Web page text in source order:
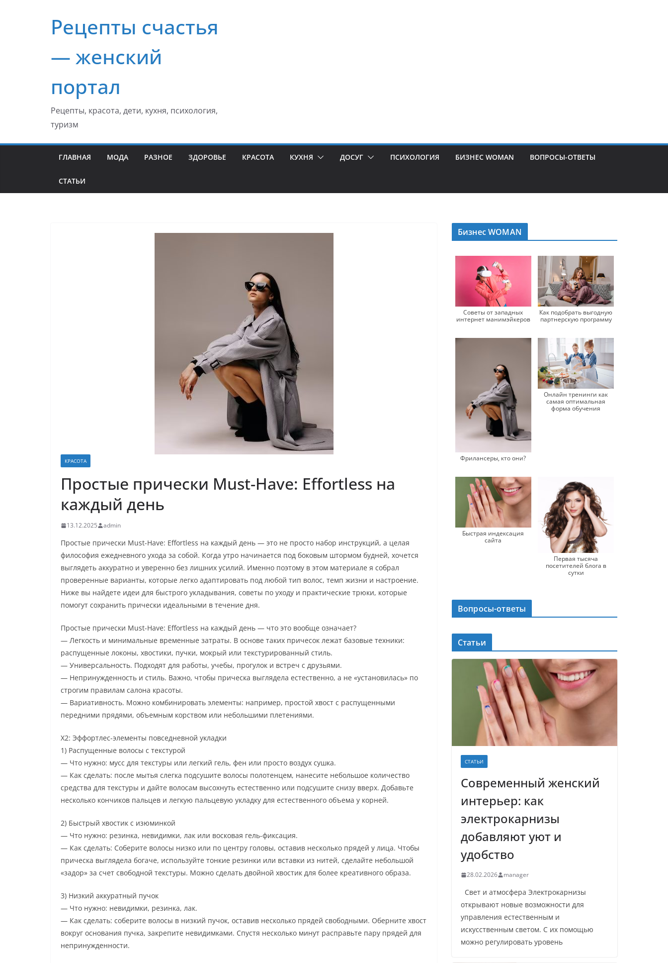
содержимомуРецепты счастья
— женский
портал
Рецепты, красота, дети, кухня, психология,
туризм
ГЛАВНАЯ МОДА РАЗНОЕ ЗДОРОВЬЕ КРАСОТА КУХНЯ ДОСУГ ПСИХОЛОГИЯ БИЗНЕС WOMAN ВОПРОСЫ-ОТВЕТЫ
СТАТЬИ
КРАСОТА
Простые прически Must-Have: Effortless на
каждый день
13.12.2025 admin
Простые прически Must-Have: Effortless на каждый день — это не просто набор инструкций, а целая
философия ежедневного ухода за собой. Когда утро начинается под боковым штормом будней, хочется
выглядеть аккуратно и уверенно без лишних усилий. Именно поэтому в этом материале я собрал
проверенные варианты, которые легко адаптировать под любой тип волос, темп жизни и настроение.
Ниже вы найдете идеи для быстрого укладывания, советы по уходу и практические трюки, которые
помогут сохранить прически идеальными в течение дня.
Простые прически Must-Have: Effortless на каждый день — что это вообще означает?
— Легкость и минимальные временные затраты. В основе таких причесок лежат базовые техники:
распущенные локоны, хвостики, пучки, мокрый или текстурированный стиль.
— Универсальность. Подходят для работы, учебы, прогулок и встреч с друзьями.
— Непринужденность и стиль. Важно, чтобы прическа выглядела естественно, а не «установилась» по
строгим правилам салона красоты.
— Вариативность. Можно комбинировать элементы: например, простой хвост с распущенными
передними прядями, объемным корством или небольшими плетениями.
Х2: Эффортлес-элементы повседневной укладки
1) Распущенные волосы с текстурой
— Что нужно: мусс для текстуры или легкий гель, фен или просто воздух сушка.
— Как сделать: после мытья слегка подсушите волосы полотенцем, нанесите небольшое количество
средства для текстуры и дайте волосам высохнуть естественно или подсушите снизу вверх. Добавьте
несколько кончиков пальцев и легкую пальцевую укладку для естественного объема у корней.
2) Быстрый хвостик с изюминкой
— Что нужно: резинка, невидимки, лак или восковая гель-фиксация.
— Как сделать: Соберите волосы низко или по центру головы, оставив несколько прядей у лица. Чтобы
прическа выглядела богаче, используйте тонкие резинки или вставки из нитей, сделайте небольшой
«задор» за счет свободной текстуры. Можно сделать двойной хвостик для более креативного образа.
3) Низкий аккуратный пучок
— Что нужно: невидимки, резинка, лак.
— Как сделать: соберите волосы в низкий пучок, оставив несколько прядей свободными. Оберните хвост
вокруг основания пучка, закрепите невидимками. Спустя несколько минут расправьте пару прядей для
непринужденности.
Бизнес WOMAN
Советы от западных
интернет манимэйкеров
Как подобрать выгодную
партнерскую программу
Фрилансеры, кто они?
Онлайн тренинги как
самая оптимальная
форма обучения
Быстрая индексация
сайта
Первая тысяча
посетителей блога в
сутки
Вопросы-ответы
Статьи
СТАТЬИ
Современный женский
интерьер: как
электрокарнизы
добавляют уют и
удобство
28.02.2026 manager
Свет и атмосфера Электрокарнизы
открывают новые возможности для
управления естественным и
искусственным светом. С их помощью
можно регулировать уровень